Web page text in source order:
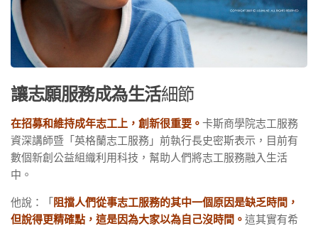
讓志願服務成為生活細節
在招募和維持成年志工上，創新很重要。 卡斯商學院志工服務
資深講師暨「英格蘭志工服務」前執行長史密斯表示，目前有
數個新創公益組織利用科技，幫助人們將志工服務融入生活
中。
他說：「 阻擋人們從事志工服務的其中一個原因是缺乏時間，
但說得更精確點，這是因為大家以為自己沒時間。 這其實有希